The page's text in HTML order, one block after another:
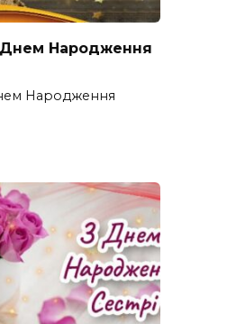
Днем Народження
Народження